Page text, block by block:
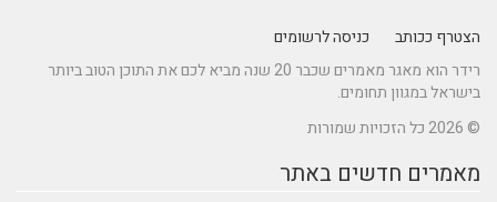
הצטרף ככותב
כניסה לרשומים
רידר הוא מאגר מאמרים שכבר 20 שנה מביא לכם את התוכן הטוב ביותר
בישראל במגוון תחומים.
© 2026 כל הזכויות שמורות
מאמרים חדשים באתר